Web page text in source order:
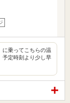
に乗ってこちらの温
予定時刻より少し早